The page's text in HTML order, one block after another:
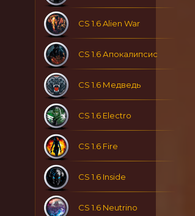
CS 1.6 Alien War
CS 1.6 Апокалипсис
CS 1.6 Медведь
CS 1.6 Electro
CS 1.6 Fire
CS 1.6 Inside
CS 1.6 Neutrino